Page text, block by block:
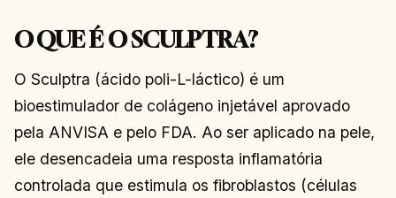
O QUE É O SCULPTRA?
O Sculptra (ácido poli-L-láctico) é um
bioestimulador de colágeno injetável aprovado
pela ANVISA e pelo FDA. Ao ser aplicado na pele,
ele desencadeia uma resposta inflamatória
controlada que estimula os fibroblastos (células